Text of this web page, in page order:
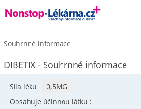
Souhrnné informace
DIBETIX - Souhrnné informace
Síla léku
0,5MG
Obsahuje účinnou látku :